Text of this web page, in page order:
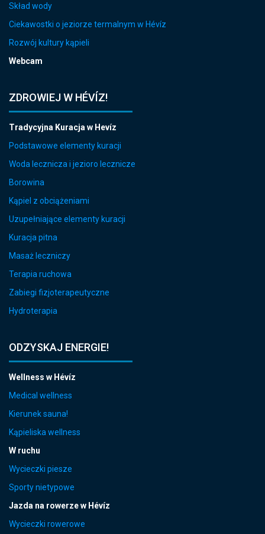
Skład wody
Ciekawostki o jeziorze termalnym w Hévíz
Rozwój kultury kąpieli
Webcam
ZDROWIEJ W HÉVÍZ!
Tradycyjna Kuracja w Hevíz
Podstawowe elementy kuracji
Woda lecznicza i jezioro lecznicze
Borowina
Kąpiel z obciążeniami
Uzupełniające elementy kuracji
Kuracja pitna
Masaż leczniczy
Terapia ruchowa
Zabiegi fizjoterapeutyczne
Hydroterapia
ODZYSKAJ ENERGIE!
Wellness w Hévíz
Medical wellness
Kierunek sauna!
Kąpieliska wellness
W ruchu
Wycieczki piesze
Sporty nietypowe
Jazda na rowerze w Hévíz
Wycieczki rowerowe